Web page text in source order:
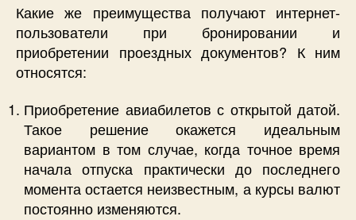
Какие же преимущества получают интернет-
пользователи при бронировании и
приобретении проездных документов? К ним
относятся:
Приобретение авиабилетов с открытой датой.
Такое решение окажется идеальным
вариантом в том случае, когда точное время
начала отпуска практически до последнего
момента остается неизвестным, а курсы валют
постоянно изменяются.